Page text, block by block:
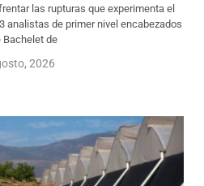
las rupturas que experimenta el
analistas de primer nivel encabezados
Bachelet de
2026